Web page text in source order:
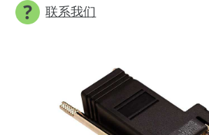
联系我们